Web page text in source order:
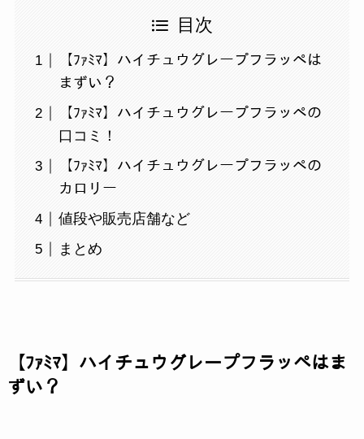
目次
【ﾌｧﾐﾏ】ハイチュウグレープフラッペは
まずい？
【ﾌｧﾐﾏ】ハイチュウグレープフラッペの
口コミ！
【ﾌｧﾐﾏ】ハイチュウグレープフラッペの
カロリー
値段や販売店舗など
まとめ
【ﾌｧﾐﾏ】ハイチュウグレープフラッペはま
ずい？